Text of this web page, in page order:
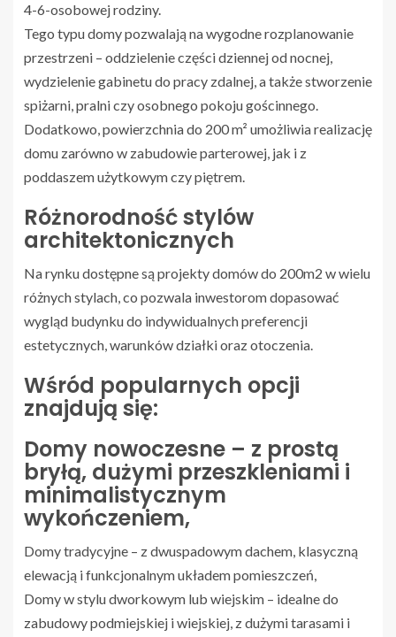
4-6-osobowej rodziny.
Tego typu domy pozwalają na wygodne rozplanowanie
przestrzeni – oddzielenie części dziennej od nocnej,
wydzielenie gabinetu do pracy zdalnej, a także stworzenie
spiżarni, pralni czy osobnego pokoju gościnnego.
Dodatkowo, powierzchnia do 200 m² umożliwia realizację
domu zarówno w zabudowie parterowej, jak i z
poddaszem użytkowym czy piętrem.
Różnorodność stylów
architektonicznych
Na rynku dostępne są projekty domów do 200m2 w wielu
różnych stylach, co pozwala inwestorom dopasować
wygląd budynku do indywidualnych preferencji
estetycznych, warunków działki oraz otoczenia.
Wśród popularnych opcji
znajdują się:
Domy nowoczesne – z prostą
bryłą, dużymi przeszkleniami i
minimalistycznym
wykończeniem,
Domy tradycyjne – z dwuspadowym dachem, klasyczną
elewacją i funkcjonalnym układem pomieszczeń,
Domy w stylu dworkowym lub wiejskim – idealne do
zabudowy podmiejskiej i wiejskiej, z dużymi tarasami i